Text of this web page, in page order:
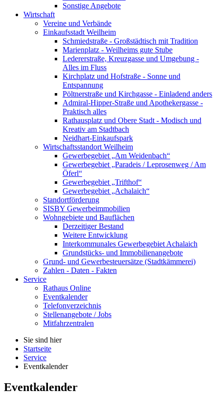
Sonstige Angebote
Wirtschaft
Vereine und Verbände
Einkaufsstadt Weilheim
Schmiedstraße - Großstädtisch mit Tradition
Marienplatz - Weilheims gute Stube
Ledererstraße, Kreuzgasse und Umgebung -
Alles im Fluss
Kirchplatz und Hofstraße - Sonne und
Entspannung
Pöltnerstraße und Kirchgasse - Einladend anders
Admiral-Hipper-Straße und Apothekergasse -
Praktisch alles
Rathausplatz und Obere Stadt - Modisch und
Kreativ am Stadtbach
Neidhart-Einkaufspark
Wirtschaftsstandort Weilheim
Gewerbegebiet „Am Weidenbach“
Gewerbegebiet „Paradeis / Leprosenweg / Am
Öferl“
Gewerbegebiet „Trifthof“
Gewerbegebiet „Achalaich“
Standortförderung
SISBY Gewerbeimmobilien
Wohngebiete und Bauflächen
Derzeitiger Bestand
Weitere Entwicklung
Interkommunales Gewerbegebiet Achalaich
Grundstücks- und Immobilienangebote
Grund- und Gewerbesteuersätze (Stadtkämmerei)
Zahlen - Daten - Fakten
Service
Rathaus Online
Eventkalender
Telefonverzeichnis
Stellenangebote / Jobs
Mitfahrzentralen
Sie sind hier
Startseite
Service
Eventkalender
Eventkalender